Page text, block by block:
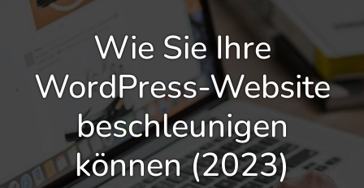
Wie Sie Ihre
WordPress-Website
beschleunigen
können (2023)